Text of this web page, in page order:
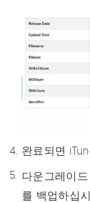
완료되면
다운그레이
를 백업하십